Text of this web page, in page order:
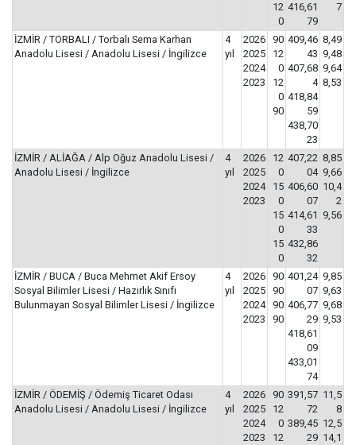
12
0
416,61
79
7
İZMİR / TORBALI / Torbalı Sema Karhan
Anadolu Lisesi / Anadolu Lisesi / İngilizce
4
yıl
2026
2025
2024
2023
90
12
0
12
0
90
409,46
43
407,68
4
418,84
59
438,70
23
8,49
9,48
9,64
8,53
İZMİR / ALİAĞA / Alp Oğuz Anadolu Lisesi /
Anadolu Lisesi / İngilizce
4
yıl
2026
2025
2024
2023
12
0
15
0
15
0
15
0
407,22
04
406,60
07
414,61
33
432,86
32
8,85
9,66
10,4
2
9,56
İZMİR / BUCA / Buca Mehmet Akif Ersoy
Sosyal Bilimler Lisesi / Hazırlık Sınıfı
Bulunmayan Sosyal Bilimler Lisesi / İngilizce
4
yıl
2026
2025
2024
2023
90
90
90
90
401,24
07
406,77
29
418,61
09
433,01
74
9,85
9,63
9,68
9,53
İZMİR / ÖDEMİŞ / Ödemiş Ticaret Odası
Anadolu Lisesi / Anadolu Lisesi / İngilizce
4
yıl
2026
2025
2024
2023
90
12
0
12
391,57
72
389,45
29
11,5
8
12,5
14,1